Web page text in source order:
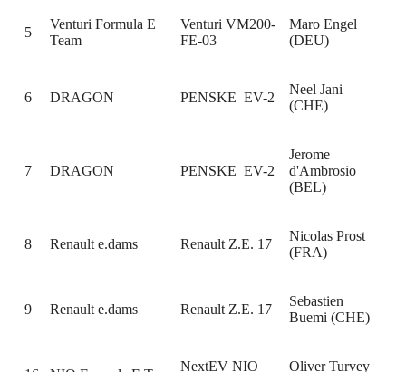
5
Venturi Formula E
Team
Venturi VM200-
FE-03
Maro Engel
(DEU)
6 DRAGON PENSKE EV-2
Neel Jani
(CHE)
7 DRAGON PENSKE EV-2
Jerome
d'Ambrosio
(BEL)
8 Renault e.dams Renault Z.E. 17
Nicolas Prost
(FRA)
9 Renault e.dams Renault Z.E. 17
Sebastien
Buemi (CHE)
NextEV NIO Oliver Turvey